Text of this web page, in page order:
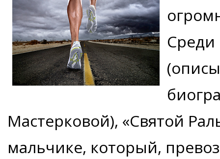
Среди
Мастерковой), «Святой
мальчике, который,